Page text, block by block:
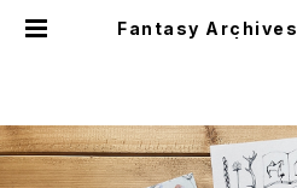
Fantasy Archives ポストカード６